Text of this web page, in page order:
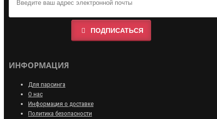
ПОДПИСАТЬСЯ
ИНФОРМАЦИЯ
Для парсинга
О нас
Информация о доставке
Политика безопасности